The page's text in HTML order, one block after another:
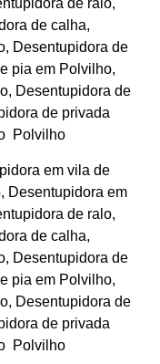
de ralo,
de calha,
Desentupidora de
pia em Polvilho,
Desentupidora de
de privada
Polvilho
em vila de
Desentupidora em
de ralo,
de calha,
Desentupidora de
pia em Polvilho,
Desentupidora de
de privada
Polvilho